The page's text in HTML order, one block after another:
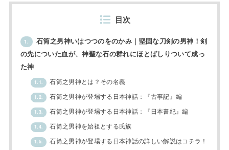
目次
1.
石筒之男神いはつつのをのかみ｜堅固な刀剣の男神！剣
の先についた血が、神聖な石の群れにほとばしりついて成っ
た神
1.1. 石筒之男神とは？その名義
1.2. 石筒之男神が登場する日本神話：『古事記』編
1.3. 石筒之男神が登場する日本神話：『日本書紀』編
1.4. 石筒之男神を始祖とする氏族
1.5. 石筒之男神が登場する日本神話の詳しい解説はコチラ！